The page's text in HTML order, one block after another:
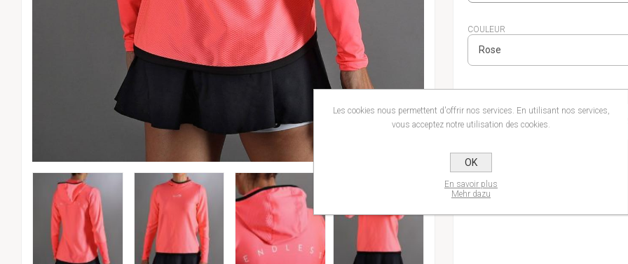
COULEUR
AJOUTER
Les cookies nous permettent d'offrir nos services. En utilisant nos services,
vous acceptez notre utilisation des cookies.
OK
En savoir plus
Mehr dazu